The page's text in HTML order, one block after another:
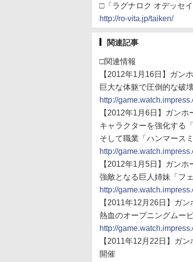
□「ラグナロク オデッセ
http://ro-vita.jp/taiken/
関連記事
□関連情報
【2012年1月16日】ガン
巨大な体躯で圧倒的な破
http://
【2012年1月6日】ガン
キャラクターを強化する
そして職業「ハンマース
http://
【2012年1月5日】ガン
強敵となる巨人姉妹「フ
http://
【2011年12月26日】ガ
熱血のオープニングムー
http://
【2011年12月22日】ガ
開催